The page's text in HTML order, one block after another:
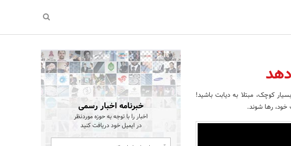
کوچک، مبتلا به دیابت باشید!
خبرنامه اخبار رسمی
اخبار را با توجه به حوزه موردنظر
در ایمیل خود دریافت کنید